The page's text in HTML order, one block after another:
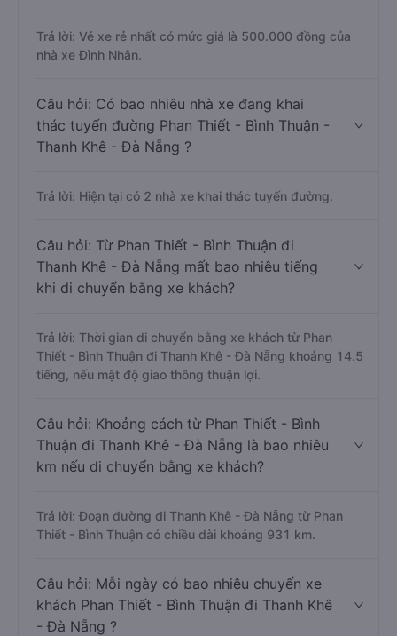
Trả lời: Vé xe rẻ nhất có mức giá là 500.000 đồng của
nhà xe Đình Nhân.
Câu hỏi: Có bao nhiêu nhà xe đang khai
thác tuyến đường Phan Thiết - Bình Thuận -
Thanh Khê - Đà Nẵng ?
Trả lời: Hiện tại có 2 nhà xe khai thác tuyến đường.
Câu hỏi: Từ Phan Thiết - Bình Thuận đi
Thanh Khê - Đà Nẵng mất bao nhiêu tiếng
khi di chuyển bằng xe khách?
Trả lời: Thời gian di chuyển bằng xe khách từ Phan
Thiết - Bình Thuận đi Thanh Khê - Đà Nẵng khoảng 14.5
tiếng, nếu mật độ giao thông thuận lợi.
Câu hỏi: Khoảng cách từ Phan Thiết - Bình
Thuận đi Thanh Khê - Đà Nẵng là bao nhiêu
km nếu di chuyển bằng xe khách?
Trả lời: Đoạn đường đi Thanh Khê - Đà Nẵng từ Phan
Thiết - Bình Thuận có chiều dài khoảng 931 km.
Câu hỏi: Mỗi ngày có bao nhiêu chuyến xe
khách Phan Thiết - Bình Thuận đi Thanh Khê
- Đà Nẵng ?